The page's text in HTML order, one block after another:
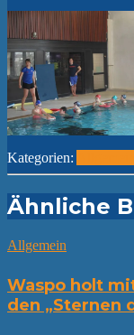
Kategorien:
Ähnliche
Allgemein
Waspo holt
den „Sternen